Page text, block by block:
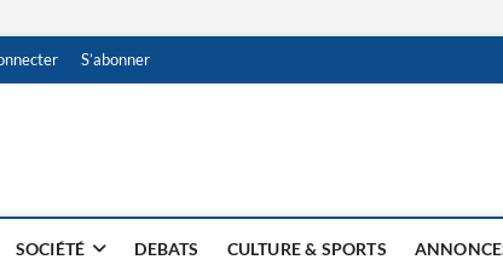
S’abonner
HEBDO
SOCIÉTÉ DEBATS CULTURE & SPORTS